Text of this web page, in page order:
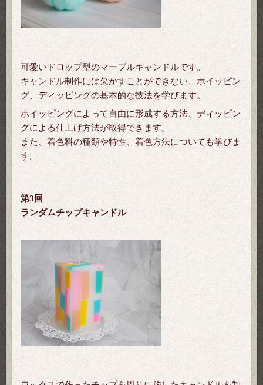
可愛いドロップ型のマーブルキャンドルです。
キャンドル制作には欠かすことができない、ホイッピン
グ、ディッピングの基本的な技法を学びます。
ホイッピングによって自由に形成する方法、ディッピン
グによる仕上げ方法が取得できます。
また、着色料の種類や特性、着色方法についても学びま
す。
第3回
ランダムチップキャンドル